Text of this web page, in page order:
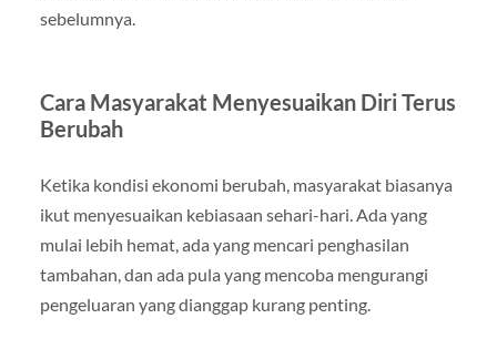
sebelumnya.
Cara Masyarakat Menyesuaikan Diri Terus
Berubah
Ketika kondisi ekonomi berubah, masyarakat biasanya
ikut menyesuaikan kebiasaan sehari-hari. Ada yang
mulai lebih hemat, ada yang mencari penghasilan
tambahan, dan ada pula yang mencoba mengurangi
pengeluaran yang dianggap kurang penting.